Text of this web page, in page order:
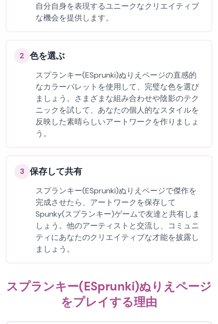
自分自身を表現するユニークなクリエイティブ
な機会を提供します。
2 色を選ぶ
スプランキー(ESprunki)ぬりえページの直感的
なカラーパレットを使用して、完璧な色を選び
ましょう。さまざまな組み合わせや陰影のテク
ニックを試して、あなたの個人的なスタイルを
反映した素晴らしいアートワークを作りましょ
う。
3 保存して共有
スプランキー(ESprunki)ぬりえページで傑作を
完成させたら、アートワークを保存して
Spunky(スプランキー)ゲームで友達と共有しま
しょう。他のアーティストと交流し、コミュニ
ティにあなたのクリエイティブな才能を披露し
ましょう。
スプランキー(ESprunki)ぬりえページ
をプレイする理由